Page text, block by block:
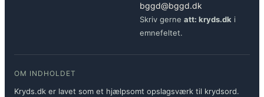
bggd@bggd.dk
Skriv gerne att: kryds.dk i
emnefeltet.
OM INDHOLDET
Kryds.dk er lavet som et hjælpsomt opslagsværk til krydsord.